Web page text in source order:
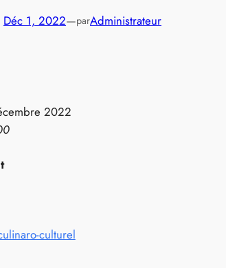
Déc 1, 2022—parAdministrateur
2022
culturel